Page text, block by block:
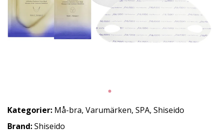
Kategorier: Må-bra, Varumärken, SPA, Shiseido
Brand:Shiseido